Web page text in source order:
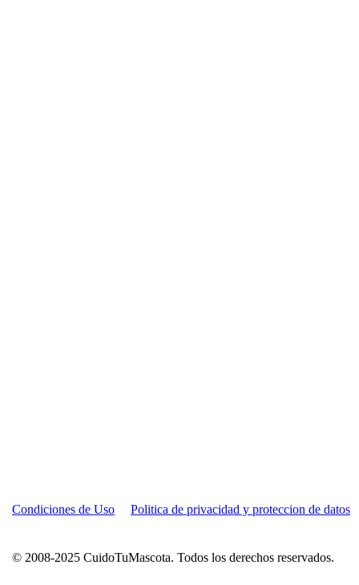
Condiciones de Uso Politica de privacidad y proteccion de datos
© 2008-2025 CuidoTuMascota. Todos los derechos reservados.